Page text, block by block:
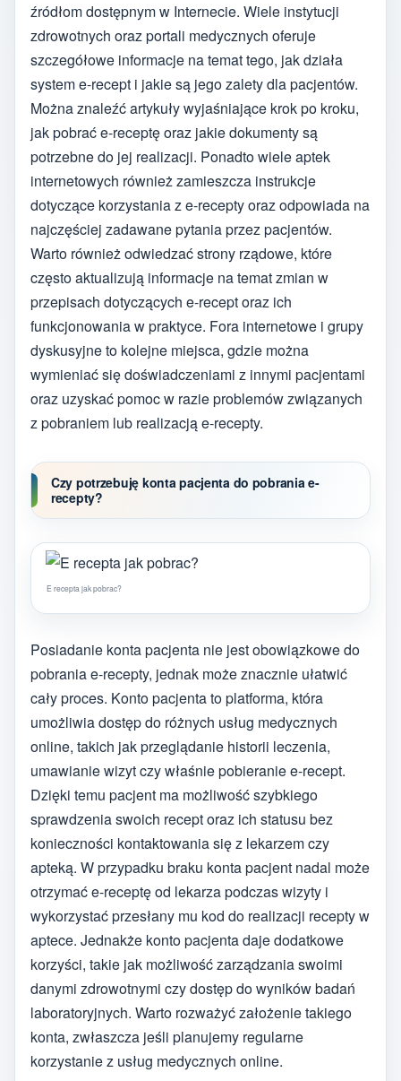
źródłom dostępnym w Internecie. Wiele instytucji
zdrowotnych oraz portali medycznych oferuje
szczegółowe informacje na temat tego, jak działa
system e-recept i jakie są jego zalety dla pacjentów.
Można znaleźć artykuły wyjaśniające krok po kroku,
jak pobrać e-receptę oraz jakie dokumenty są
potrzebne do jej realizacji. Ponadto wiele aptek
internetowych również zamieszcza instrukcje
dotyczące korzystania z e-recepty oraz odpowiada na
najczęściej zadawane pytania przez pacjentów.
Warto również odwiedzać strony rządowe, które
często aktualizują informacje na temat zmian w
przepisach dotyczących e-recept oraz ich
funkcjonowania w praktyce. Fora internetowe i grupy
dyskusyjne to kolejne miejsca, gdzie można
wymieniać się doświadczeniami z innymi pacjentami
oraz uzyskać pomoc w razie problemów związanych
z pobraniem lub realizacją e-recepty.
Czy potrzebuję konta pacjenta do pobrania e-
recepty?
E recepta jak pobrac?
Posiadanie konta pacjenta nie jest obowiązkowe do
pobrania e-recepty, jednak może znacznie ułatwić
cały proces. Konto pacjenta to platforma, która
umożliwia dostęp do różnych usług medycznych
online, takich jak przeglądanie historii leczenia,
umawianie wizyt czy właśnie pobieranie e-recept.
Dzięki temu pacjent ma możliwość szybkiego
sprawdzenia swoich recept oraz ich statusu bez
konieczności kontaktowania się z lekarzem czy
apteką. W przypadku braku konta pacjent nadal może
otrzymać e-receptę od lekarza podczas wizyty i
wykorzystać przesłany mu kod do realizacji recepty w
aptece. Jednakże konto pacjenta daje dodatkowe
korzyści, takie jak możliwość zarządzania swoimi
danymi zdrowotnymi czy dostęp do wyników badań
laboratoryjnych. Warto rozważyć założenie takiego
konta, zwłaszcza jeśli planujemy regularne
korzystanie z usług medycznych online.